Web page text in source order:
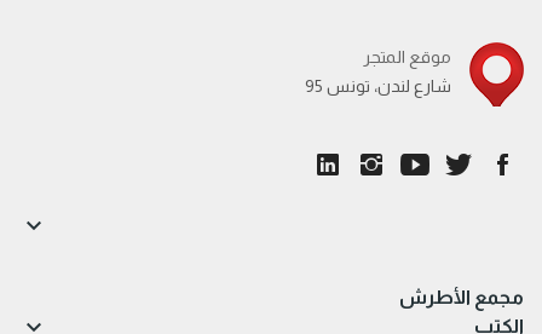
موقع المتجر
95 شارع لندن، تونس
مجمع الأطرش

الكتب 